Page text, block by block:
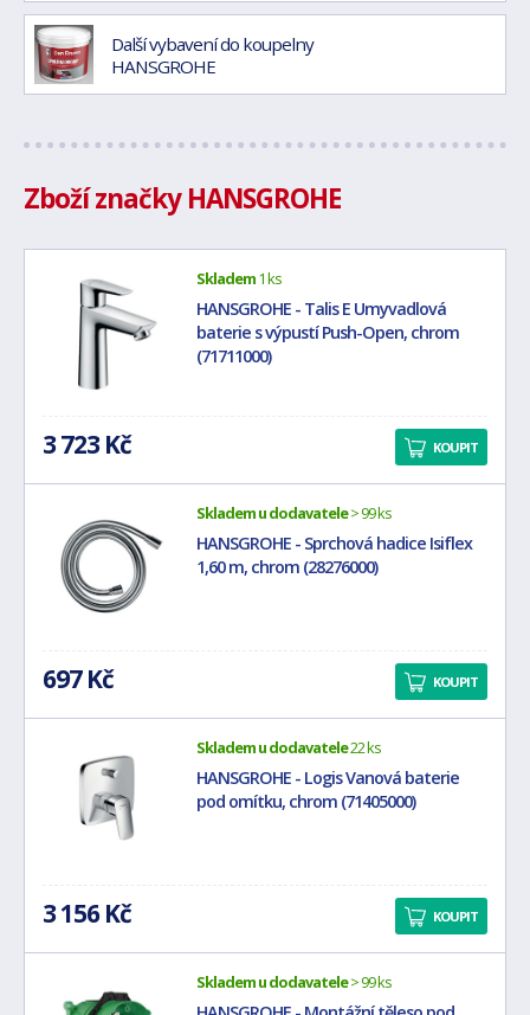
Další vybavení do koupelny
HANSGROHE
Zboží značky HANSGROHE
Skladem1 ks
HANSGROHE - Talis E Umyvadlová
baterie s výpustí Push-Open, chrom
(71711000)
3 723 Kč KOUPIT
Skladem u dodavatele> 99 ks
HANSGROHE - Sprchová hadice Isiflex
1,60 m, chrom (28276000)
697 Kč KOUPIT
Skladem u dodavatele22 ks
HANSGROHE - Logis Vanová baterie
pod omítku, chrom (71405000)
3 156 Kč KOUPIT
Skladem u dodavatele> 99 ks